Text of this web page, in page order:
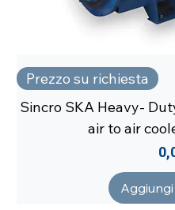
Prezzo su richiesta
Sincro SKA Heavy-
air to air